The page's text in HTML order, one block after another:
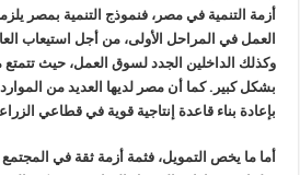
أزمة التنمية في مصر، فنموذج التنمية بمصر
العمل في المراحل الأولى، من أجل استيعاب
وكذلك الداخلين الجدد لسوق العمل، حيث
بشكل كبير. كما أن مصر لديها العديد من
بإعادة بناء قاعدة إنتاجية قوية في قطاعي
أما ما يخص التمويل، فثمة أزمة ثقة في